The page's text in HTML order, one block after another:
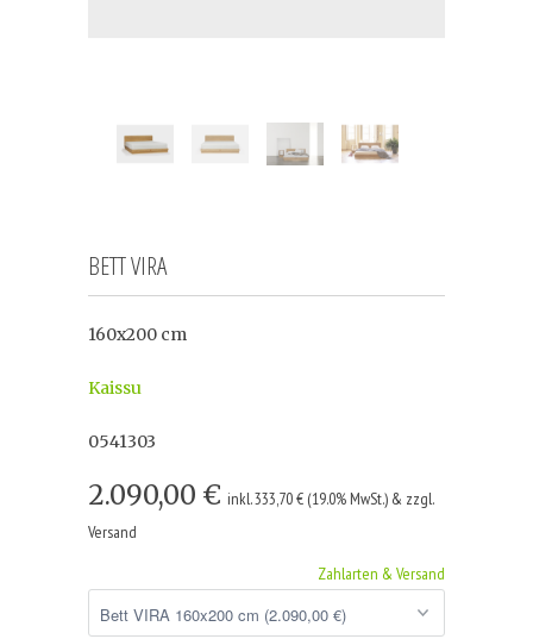
BETT VIRA
160x200 cm
Kaissu
0541303
2.090,00 € inkl. 333,70 € (19.0% MwSt.) & zzgl.
Versand
Zahlarten & Versand